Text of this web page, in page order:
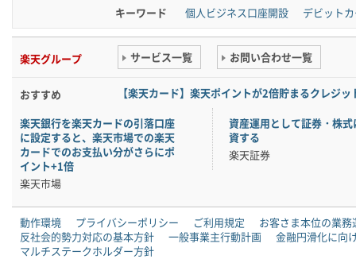
キーワード 個人ビジネス口座開設 デビット
楽天グループ サービス一覧 お問い合わせ一覧
おすすめ
【楽天カード】楽天ポイントが2倍貯まるクレジ
楽天銀行を楽天カードの引落口座
に設定すると、楽天市場での楽天
カードでのお支払い分がさらにポ
イント+1倍
楽天市場
資産運用として証券・株式
資する
楽天証券
動作環境 プライバシーポリシー ご利用規定
お客さま本位の業務
反社会的勢力対応の基本方針
一般事業主行動計画
金融円滑化に向
マルチステークホルダー方針